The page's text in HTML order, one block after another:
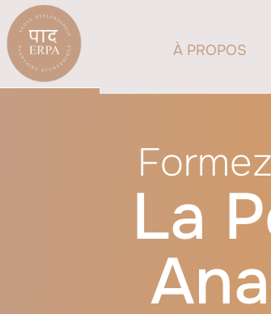
À PROPOS
La